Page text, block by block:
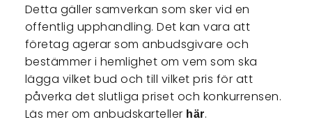
Detta gäller samverkan som sker vid en
offentlig upphandling. Det kan vara att
företag agerar som anbudsgivare och
bestämmer i hemlighet om vem som ska
lägga vilket bud och till vilket pris för att
påverka det slutliga priset och konkurrensen.
Läs mer om anbudskarteller här.